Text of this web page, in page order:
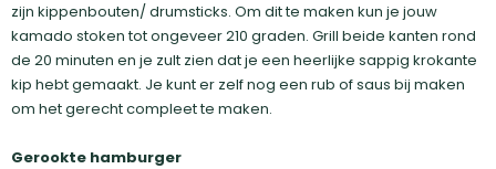
zijn kippenbouten/ drumsticks. Om dit te maken kun je jouw
kamado stoken tot ongeveer 210 graden. Grill beide kanten rond
de 20 minuten en je zult zien dat je een heerlijke sappig krokante
kip hebt gemaakt. Je kunt er zelf nog een rub of saus bij maken
om het gerecht compleet te maken.
Gerookte hamburger